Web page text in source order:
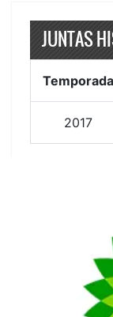
JUNTAS
Temporada
2017